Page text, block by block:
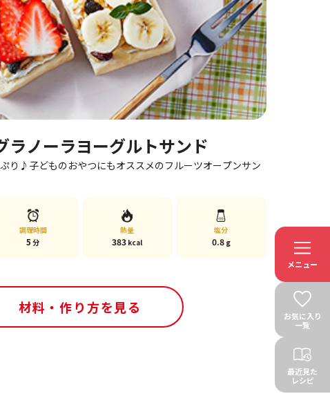
ラノーラヨーグルトサンド
り♪子どものおやつにもオススメのフルーツオープンサン
調理時間
5 分
熱量
383 kcal
塩分
0.8 g
材料・作り方を見る
メニュー
お気に入り
一覧
最近見た
レシピ